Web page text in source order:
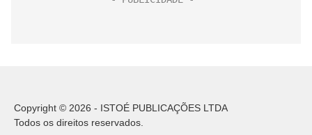
Copyright © 2026 - ISTOÉ PUBLICAÇÕES LTDA
Todos os direitos reservados.